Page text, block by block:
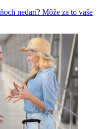
nedarí? Môže za to vaše